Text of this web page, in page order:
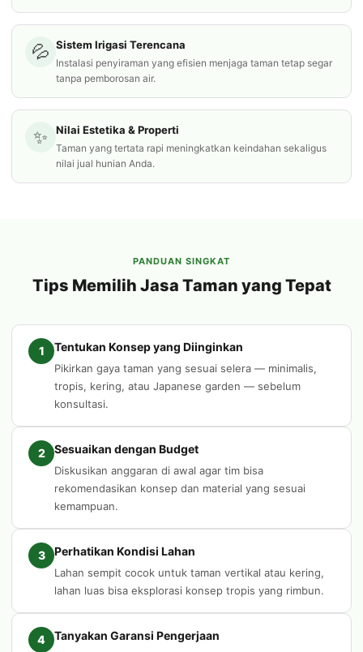
💦 Sistem Irigasi Terencana
Instalasi penyiraman yang efisien menjaga taman tetap segar
tanpa pemborosan air.
✨ Nilai Estetika & Properti
Taman yang tertata rapi meningkatkan keindahan sekaligus
nilai jual hunian Anda.
PANDUAN SINGKAT
Tips Memilih Jasa Taman yang Tepat
1 Tentukan Konsep yang Diinginkan
Pikirkan gaya taman yang sesuai selera — minimalis,
tropis, kering, atau Japanese garden — sebelum
konsultasi.
2 Sesuaikan dengan Budget
Diskusikan anggaran di awal agar tim bisa
rekomendasikan konsep dan material yang sesuai
kemampuan.
3 Perhatikan Kondisi Lahan
Lahan sempit cocok untuk taman vertikal atau kering,
lahan luas bisa eksplorasi konsep tropis yang rimbun.
4 Tanyakan Garansi Pengerjaan